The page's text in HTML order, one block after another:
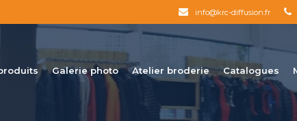
info@krc-diffusion.fr
Galerie photo Atelier broderie Catalogues